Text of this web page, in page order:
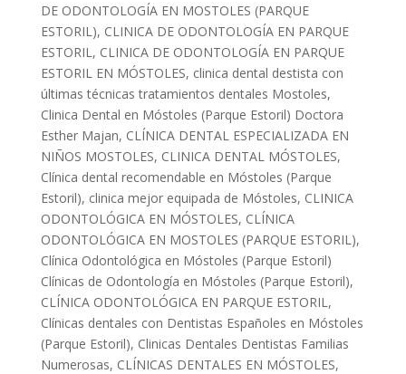
DE ODONTOLOGÍA EN MOSTOLES (PARQUE
ESTORIL), CLINICA DE ODONTOLOGÍA EN PARQUE
ESTORIL, CLINICA DE ODONTOLOGÍA EN PARQUE
ESTORIL EN MÓSTOLES, clinica dental destista con
últimas técnicas tratamientos dentales Mostoles,
Clinica Dental en Móstoles (Parque Estoril) Doctora
Esther Majan, CLÍNICA DENTAL ESPECIALIZADA EN
NIÑOS MOSTOLES, CLINICA DENTAL MÓSTOLES,
Clínica dental recomendable en Móstoles (Parque
Estoril), clinica mejor equipada de Móstoles, CLINICA
ODONTOLÓGICA EN MÓSTOLES, CLÍNICA
ODONTOLÓGICA EN MOSTOLES (PARQUE ESTORIL),
Clínica Odontológica en Móstoles (Parque Estoril)
Clínicas de Odontología en Móstoles (Parque Estoril),
CLÍNICA ODONTOLÓGICA EN PARQUE ESTORIL,
Clínicas dentales con Dentistas Españoles en Móstoles
(Parque Estoril), Clinicas Dentales Dentistas Familias
Numerosas, CLÍNICAS DENTALES EN MÓSTOLES,